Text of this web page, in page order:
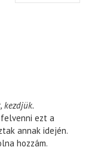
kezdjük.
ezt a
annak idején.
hozzám.